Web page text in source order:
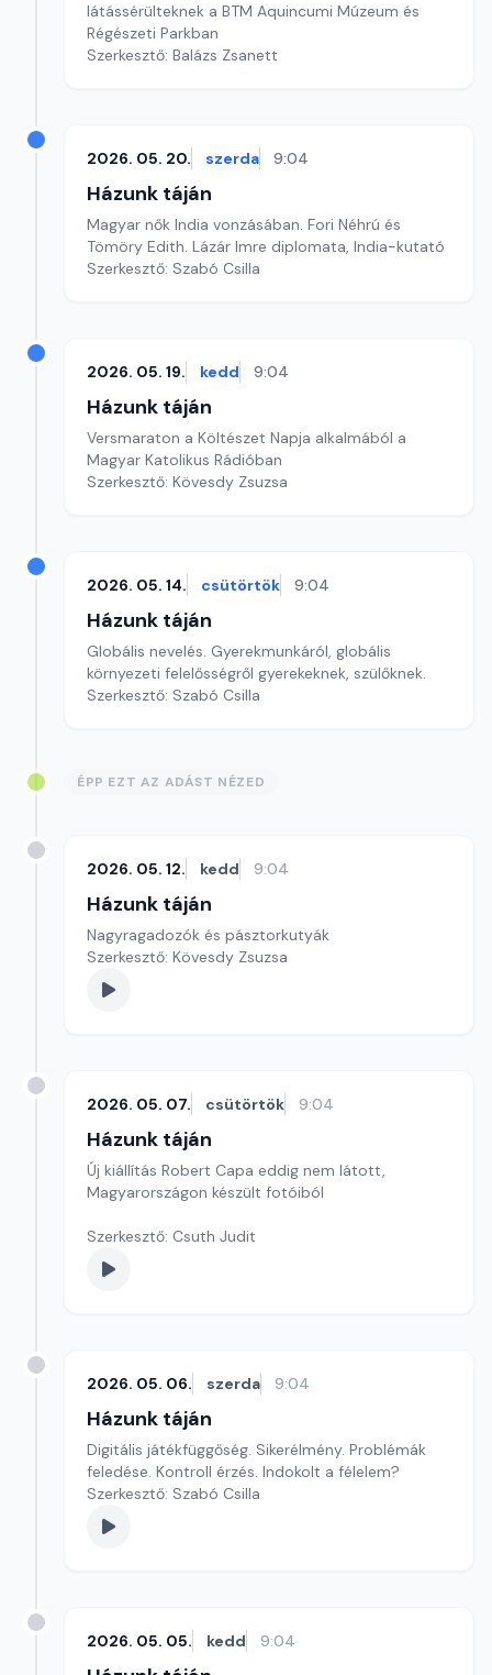
látássérülteknek a BTM Aquincumi Múzeum és
Régészeti Parkban
Szerkesztő: Balázs Zsanett
2026. 05. 20. szerda 9:04
Házunk táján
Magyar nők India vonzásában. Fori Néhrú és
Tömöry Edith. Lázár Imre diplomata, India-kutató
Szerkesztő: Szabó Csilla
2026. 05. 19. kedd 9:04
Házunk táján
Versmaraton a Költészet Napja alkalmából a
Magyar Katolikus Rádióban
Szerkesztő: Kövesdy Zsuzsa
2026. 05. 14. csütörtök 9:04
Házunk táján
Globális nevelés. Gyerekmunkáról, globális
környezeti felelősségről gyerekeknek, szülőknek.
Szerkesztő: Szabó Csilla
ÉPP EZT AZ ADÁST NÉZED
2026. 05. 12. kedd 9:04
Házunk táján
Nagyragadozók és pásztorkutyák
Szerkesztő: Kövesdy Zsuzsa
2026. 05. 07. csütörtök 9:04
Házunk táján
Új kiállítás Robert Capa eddig nem látott,
Magyarországon készült fotóiból
Szerkesztő: Csuth Judit
2026. 05. 06. szerda 9:04
Házunk táján
Digitális játékfüggőség. Sikerélmény. Problémák
feledése. Kontroll érzés. Indokolt a félelem?
Szerkesztő: Szabó Csilla
2026. 05. 05. kedd 9:04